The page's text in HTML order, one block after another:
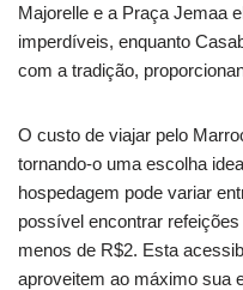
Majorelle e a Praça Jemaa
imperdíveis, enquanto
com a tradição,
O custo de viajar pelo
tornando-o uma escolha
hospedagem pode variar
possível encontrar
menos de R$2. Esta
aproveitem ao máximo sua